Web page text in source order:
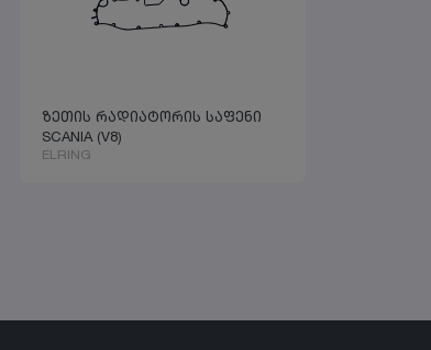
ზეთის რადიატორის საფენი
SCANIA (V8)
ELRING